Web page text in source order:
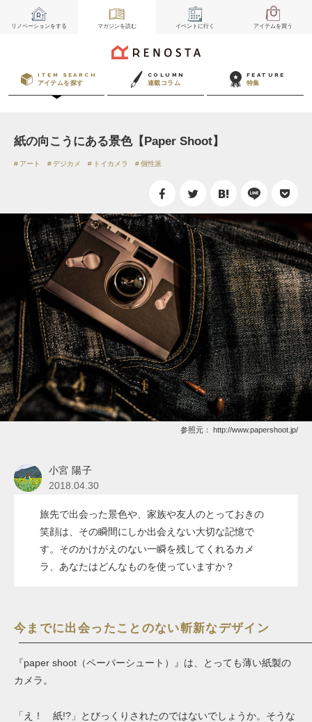
リノベーションをする マガジンを読む イベント に行く アイテムを買う
ITEM SEARCH
アイテムを探す
COLUMN
連載コラム
FEATURE
特集
紙の向こうにある景色【Paper Shoot】
アート デジカメ トイカメラ 個性派
参照元： http://www.papershoot.jp/
小宮 陽子
2018.04.30
旅先で出会った景色や、家族や友人のとっておきの
笑顔は、その瞬間にしか出会えない大切な記憶で
す。そのかけがえのない一瞬を残してくれるカメ
ラ、あなたはどんなものを使っていますか？
今までに出会ったことのない斬新なデザイン
『paper shoot（ペーパーシュート）』は、とっても薄い紙製の
カメラ。
「え！ 紙!?」とびっくりされたのではないでしょうか。そうな